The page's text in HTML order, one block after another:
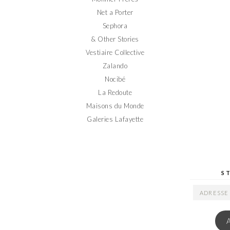
Net a Porter
Sephora
& Other Stories
Vestiaire Collective
Zalando
Nocibé
La Redoute
Maisons du Monde
Galeries Lafayette
ADRESSE